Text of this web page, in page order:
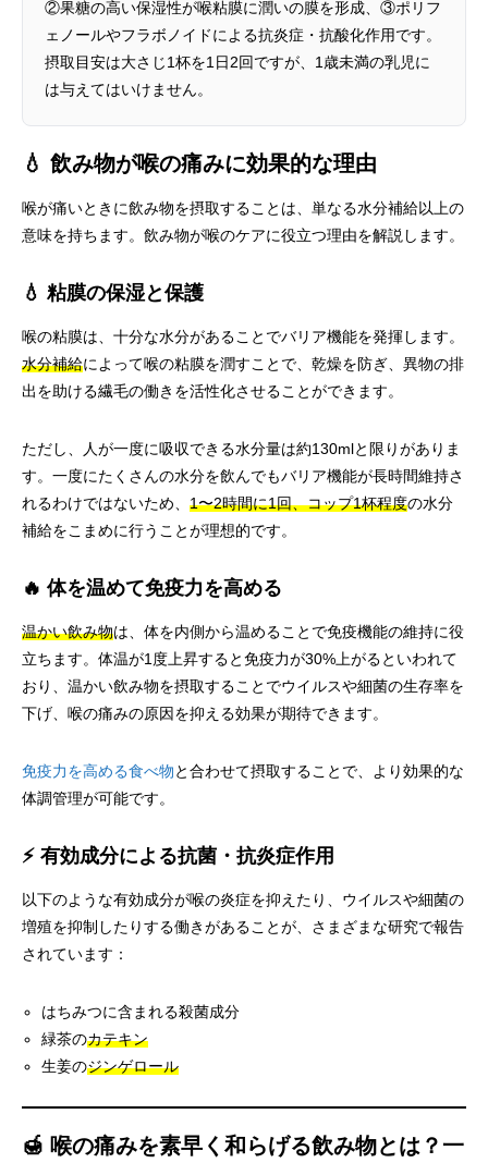
②果糖の高い保湿性が喉粘膜に潤いの膜を形成、③ポリフ
ェノールやフラボノイドによる抗炎症・抗酸化作用です。
摂取目安は大さじ1杯を1日2回ですが、1歳未満の乳児に
は与えてはいけません。
💧 飲み物が喉の痛みに効果的な理由
喉が痛いときに飲み物を摂取することは、単なる水分補給以上の
意味を持ちます。飲み物が喉のケアに役立つ理由を解説します。
💧 粘膜の保湿と保護
喉の粘膜は、十分な水分があることでバリア機能を発揮します。
水分補給によって喉の粘膜を潤すことで、乾燥を防ぎ、異物の排
出を助ける繊毛の働きを活性化させることができます。
ただし、人が一度に吸収できる水分量は約130mlと限りがありま
す。一度にたくさんの水分を飲んでもバリア機能が長時間維持さ
れるわけではないため、 1〜2時間に1回、コップ1杯程度の水分
補給をこまめに行うことが理想的です。
🔥 体を温めて免疫力を高める
温かい飲み物は、体を内側から温めることで免疫機能の維持に役
立ちます。体温が1度上昇すると免疫力が30%上がるといわれて
おり、温かい飲み物を摂取することでウイルスや細菌の生存率を
下げ、喉の痛みの原因を抑える効果が期待できます。
免疫力を高める食べ物と合わせて摂取することで、より効果的な
体調管理が可能です。
⚡ 有効成分による抗菌・抗炎症作用
以下のような有効成分が喉の炎症を抑えたり、ウイルスや細菌の
増殖を抑制したりする働きがあることが、さまざまな研究で報告
されています：
はちみつに含まれる殺菌成分
緑茶のカテキン
生姜のジンゲロール
🍯 喉の痛みを素早く和らげる飲み物とは？一